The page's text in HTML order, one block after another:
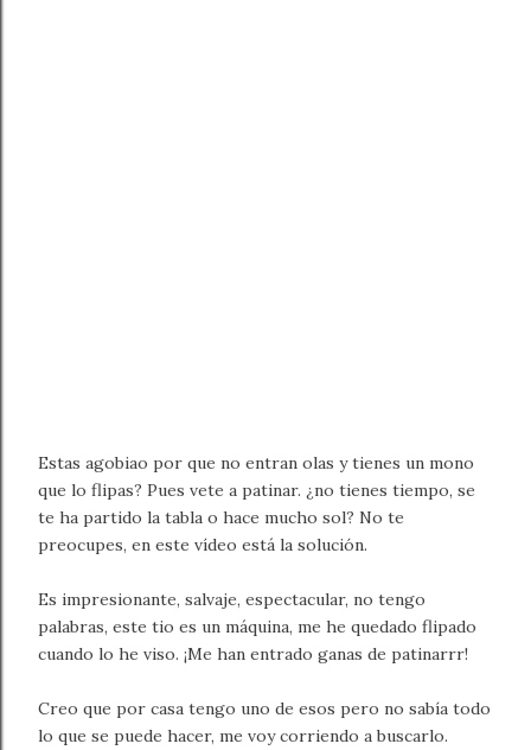
Estas agobiao por que no entran olas y tienes un mono
que lo flipas? Pues vete a patinar. ¿no tienes tiempo, se
te ha partido la tabla o hace mucho sol? No te
preocupes, en este vídeo está la solución.
Es impresionante, salvaje, espectacular, no tengo
palabras, este tio es un máquina, me he quedado flipado
cuando lo he viso. ¡Me han entrado ganas de patinarrr!
Creo que por casa tengo uno de esos pero no sabía todo
lo que se puede hacer, me voy corriendo a buscarlo.